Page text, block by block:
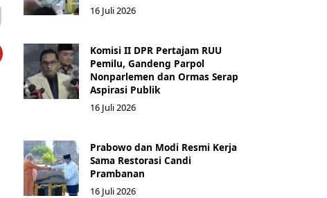
16 Juli 2026
Komisi II DPR Pertajam RUU
Pemilu, Gandeng Parpol
Nonparlemen dan Ormas Serap
Aspirasi Publik
16 Juli 2026
Prabowo dan Modi Resmi Kerja
Sama Restorasi Candi
Prambanan
16 Juli 2026